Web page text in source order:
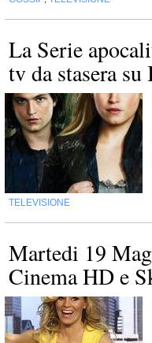
La Serie
tv da stasera su
TELEVISIONE
Martedi 19
Cinema HD e